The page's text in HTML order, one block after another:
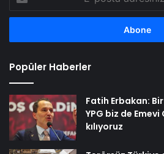
posta
adresinizi
Popüler Haberler
Fatih Erbakan:
YPG biz de
kılıyoruz